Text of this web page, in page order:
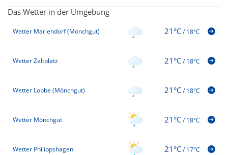
Das Wetter in der Umgebung
Wetter Mariendorf (Mönchgut) 21°C/18°C
Wetter Zeltplatz 21°C/18°C
Wetter Lobbe (Mönchgut) 21°C/18°C
Wetter Mönchgut 21°C/18°C
Wetter Philippshagen 21°C/17°C